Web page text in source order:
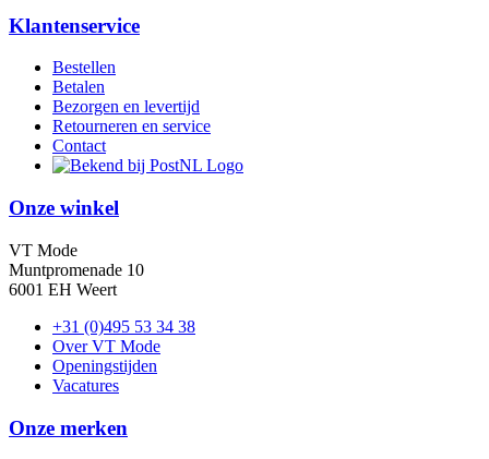
Klantenservice
Bestellen
Betalen
Bezorgen en levertijd
Retourneren en service
Contact
Onze winkel
VT Mode
Muntpromenade 10
6001 EH Weert
+31 (0)495 53 34 38
Over VT Mode
Openingstijden
Vacatures
Onze merken